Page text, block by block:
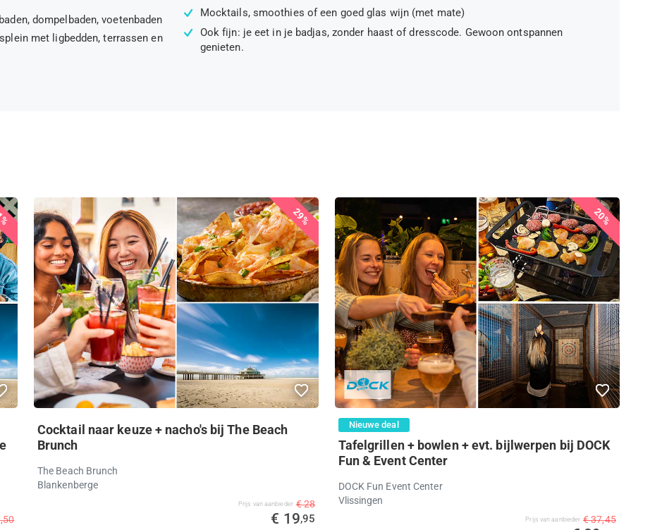
dompelbaden, voetenbaden
met ligbedden, terrassen en
Mocktails, smoothies of een goed glas wijn (met mate)
Ook fijn: je eet in je badjas, zonder haast of dresscode. Gewoon ontspannen
genieten.
29%
Cocktail naar keuze + nacho's bij The Beach
Brunch
The Beach Brunch
Blankenberge
Prijs van aanbieder € 28
€ 19,95
20%
Nieuwe deal
Tafelgrillen + bowlen + evt. bijlwerpen bij DOCK
Fun & Event Center
DOCK Fun Event Center
Vlissingen
Prijs van aanbieder € 37,45